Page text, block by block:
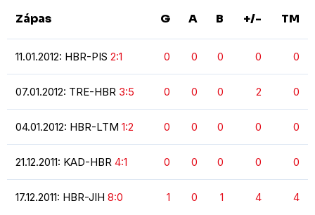
Zápas G A B +/- TM
11.01.2012: HBR-PIS 2:1 0 0 0 0 0
07.01.2012: TRE-HBR 3:5 0 0 0 2 0
04.01.2012: HBR-LTM 1:2 0 0 0 0 0
21.12.2011: KAD-HBR 4:1 0 0 0 0 0
17.12.2011: HBR-JIH 8:0 1 0 1 4 4